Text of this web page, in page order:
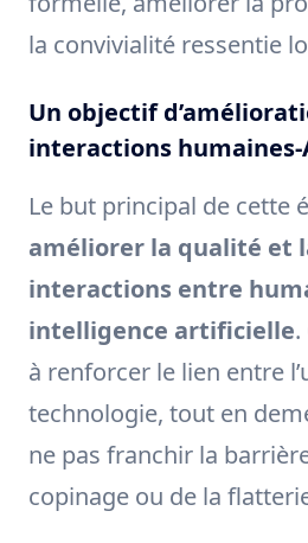
la convivialité ressentie
Un objectif
interactions
Le but principal de cette
améliorer la qualité et
interactions entre
intelligence artificielle
à renforcer le lien entre
technologie, tout en
ne pas franchir la
copinage ou de la